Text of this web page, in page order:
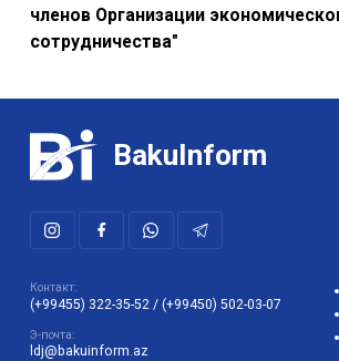
членов Организации
сотрудничества"
BakuInform
Контакт:
(+99455) 322-35-52 / (+99450) 502-03-07
Э-почта:
ldj@bakuinform.az